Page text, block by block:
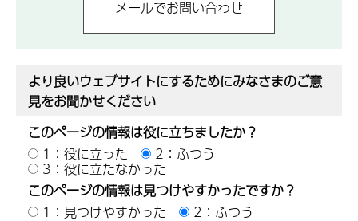
より良いウェブサイトにするためにみなさまのご意
見をお聞かせください
このページの情報は役に立ちましたか？
1：役に立った
2：ふつう
3：役に立たなかった
このページの情報は見つけやすかったですか？
1：見つけやすかった
2：ふつう